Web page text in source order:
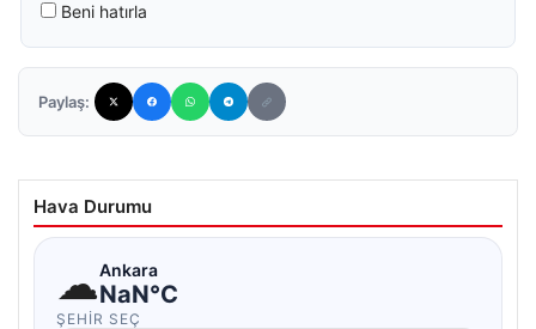
Beni hatırla
Paylaş:
Hava Durumu
☁Ankara
NaN°C
ŞEHIR SEÇ